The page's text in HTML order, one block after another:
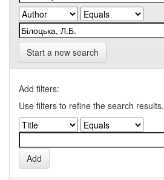
Start a new search
Add filters:
Use filters to refine the search results.